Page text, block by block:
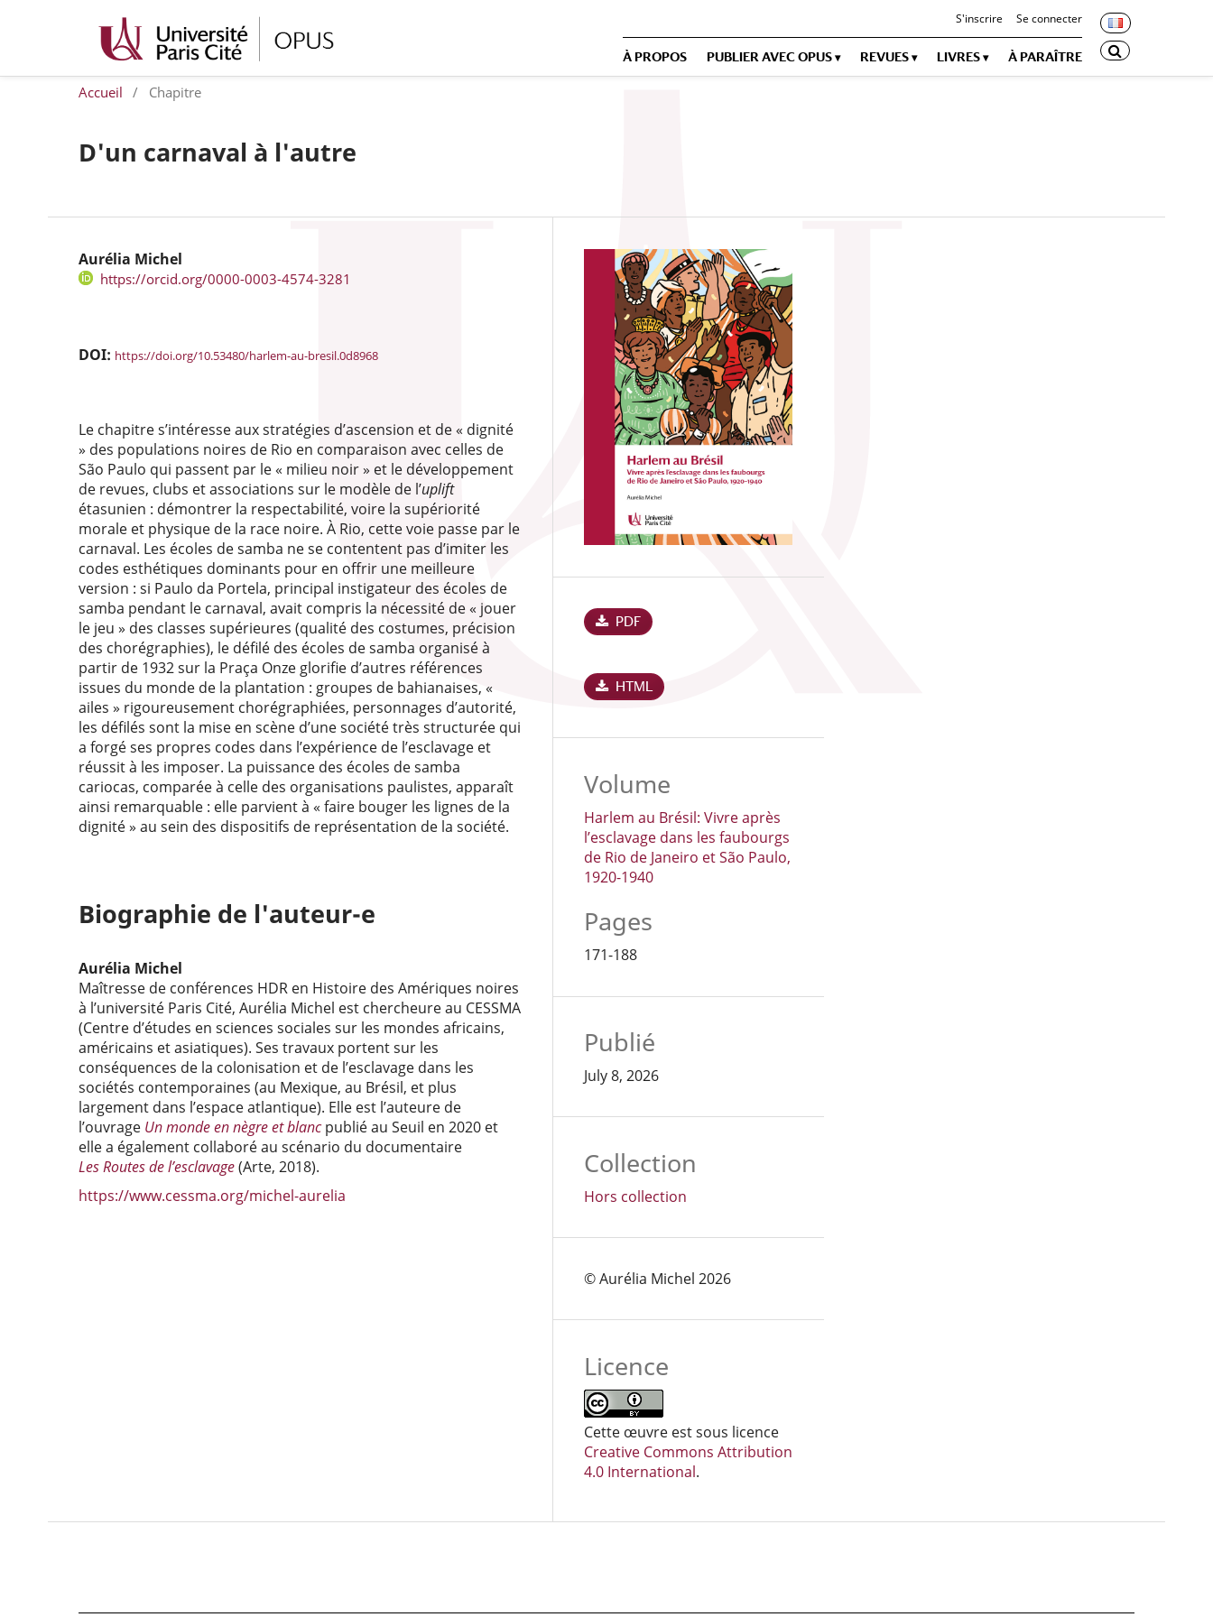
S'inscrire Se connecter
À PROPOS PUBLIER AVEC OPUS REVUES LIVRES À PARAÎTRE
Accueil / Chapitre
D'un carnaval à l'autre
Aurélia Michel
https://orcid.org/0000-0003-4574-3281
DOI: https://doi.org/10.53480/harlem-au-bresil.0d8968
Le chapitre s’intéresse aux stratégies d’ascension et de « dignité
» des populations noires de Rio en comparaison avec celles de
São Paulo qui passent par le « milieu noir » et le développement
de revues, clubs et associations sur le modèle de l’uplift
étasunien : démontrer la respectabilité, voire la supériorité
morale et physique de la race noire. À Rio, cette voie passe par le
carnaval. Les écoles de samba ne se contentent pas d’imiter les
codes esthétiques dominants pour en offrir une meilleure
version : si Paulo da Portela, principal instigateur des écoles de
samba pendant le carnaval, avait compris la nécessité de « jouer
le jeu » des classes supérieures (qualité des costumes, précision
des chorégraphies), le défilé des écoles de samba organisé à
partir de 1932 sur la Praça Onze glorifie d’autres références
issues du monde de la plantation : groupes de bahianaises, «
ailes » rigoureusement chorégraphiées, personnages d’autorité,
les défilés sont la mise en scène d’une société très structurée qui
a forgé ses propres codes dans l’expérience de l’esclavage et
réussit à les imposer. La puissance des écoles de samba
cariocas, comparée à celle des organisations paulistes, apparaît
ainsi remarquable : elle parvient à « faire bouger les lignes de la
dignité » au sein des dispositifs de représentation de la société.
Biographie de l'auteur-e
Aurélia Michel
Maîtresse de conférences HDR en Histoire des Amériques noires
à l’université Paris Cité, Aurélia Michel est chercheure au CESSMA
(Centre d’études en sciences sociales sur les mondes africains,
américains et asiatiques). Ses travaux portent sur les
conséquences de la colonisation et de l’esclavage dans les
sociétés contemporaines (au Mexique, au Brésil, et plus
largement dans l’espace atlantique). Elle est l’auteure de
l’ouvrage Un monde en nègre et blancpublié au Seuil en 2020 et
elle a également collaboré au scénario du documentaire
Les Routes de l’esclavage(Arte, 2018).
https://www.cessma.org/michel-aurelia
PDF
HTML
Volume
Harlem au Brésil: Vivre après
l’esclavage dans les faubourgs
de Rio de Janeiro et São Paulo,
1920-1940
Pages
171-188
Publié
July 8, 2026
Collection
Hors collection
© Aurélia Michel 2026
Licence
Cette œuvre est sous licence
Creative Commons Attribution
4.0 International.